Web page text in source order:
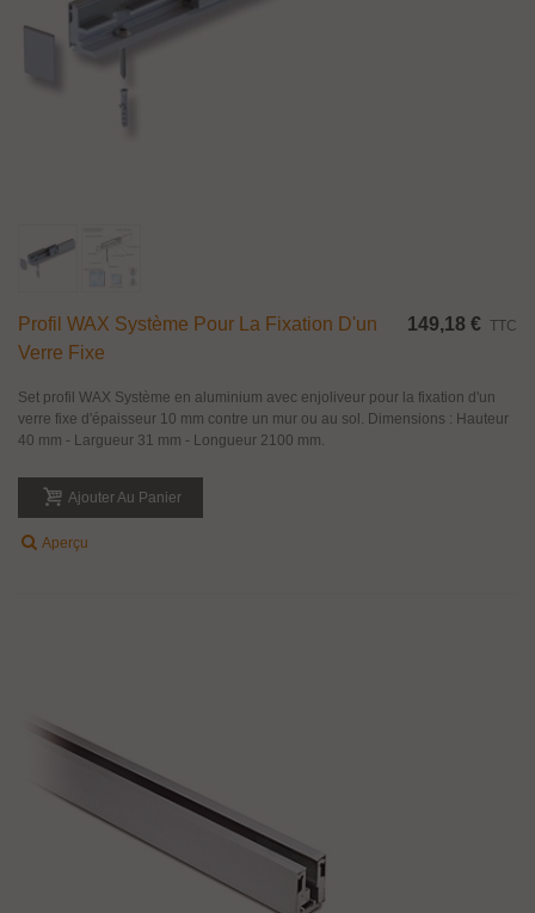
Profil WAX Système Pour La Fixation D'un
Verre Fixe
149,18 € TTC
Set profil WAX Système en aluminium avec enjoliveur pour la fixation d'un
verre fixe d'épaisseur 10 mm contre un mur ou au sol. Dimensions : Hauteur
40 mm - Largueur 31 mm - Longueur 2100 mm.
Ajouter Au Panier
Aperçu